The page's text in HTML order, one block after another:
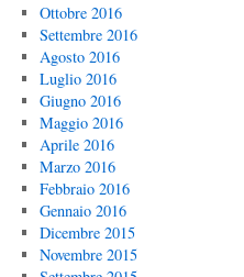
Ottobre 2016
Settembre 2016
Agosto 2016
Luglio 2016
Giugno 2016
Maggio 2016
Aprile 2016
Marzo 2016
Febbraio 2016
Gennaio 2016
Dicembre 2015
Novembre 2015